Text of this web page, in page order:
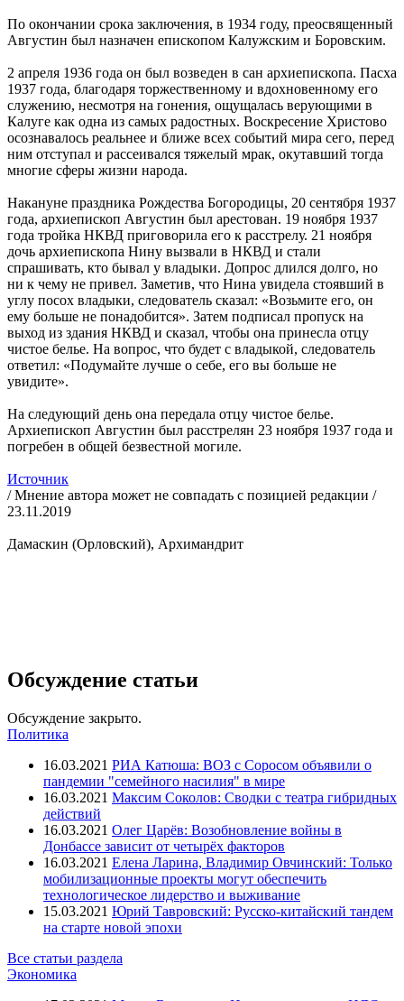
По окончании срока заключения, в 1934 году, преосвященный
Августин был назначен епископом Калужским и Боровским.
2 апреля 1936 года он был возведен в сан архиепископа. Пасха
1937 года, благодаря торжественному и вдохновенному его
служению, несмотря на гонения, ощущалась верующими в
Калуге как одна из самых радостных. Воскресение Христово
осознавалось реальнее и ближе всех событий мира сего, перед
ним отступал и рассеивался тяжелый мрак, окутавший тогда
многие сферы жизни народа.
Накануне праздника Рождества Богородицы, 20 сентября 1937
года, архиепископ Августин был арестован. 19 ноября 1937
года тройка НКВД приговорила его к расстрелу. 21 ноября
дочь архиепископа Нину вызвали в НКВД и стали
спрашивать, кто бывал у владыки. Допрос длился долго, но
ни к чему не привел. Заметив, что Нина увидела стоявший в
углу посох владыки, следователь сказал: «Возьмите его, он
ему больше не понадобится». Затем подписал пропуск на
выход из здания НКВД и сказал, чтобы она принесла отцу
чистое белье. На вопрос, что будет с владыкой, следователь
ответил: «Подумайте лучше о себе, его вы больше не
увидите».
На следующий день она передала отцу чистое белье.
Архиепископ Августин был расстрелян 23 ноября 1937 года и
погребен в общей безвестной могиле.
Источник
/ Мнение автора может не совпадать с позицией редакции /
23.11.2019
Дамаскин (Орловский), Архимандрит
Обсуждение статьи
Обсуждение закрыто.
Политика
16.03.2021 РИА Катюша: ВОЗ с Соросом объявили о
пандемии "семейного насилия" в мире
16.03.2021 Максим Соколов: Сводки с театра гибридных
действий
16.03.2021 Олег Царёв: Возобновление войны в
Донбассе зависит от четырёх факторов
16.03.2021 Елена Ларина, Владимир Овчинский: Только
мобилизационные проекты могут обеспечить
технологическое лидерство и выживание
15.03.2021 Юрий Тавровский: Русско-китайский тандем
на старте новой эпохи
Все статьи раздела
Экономика